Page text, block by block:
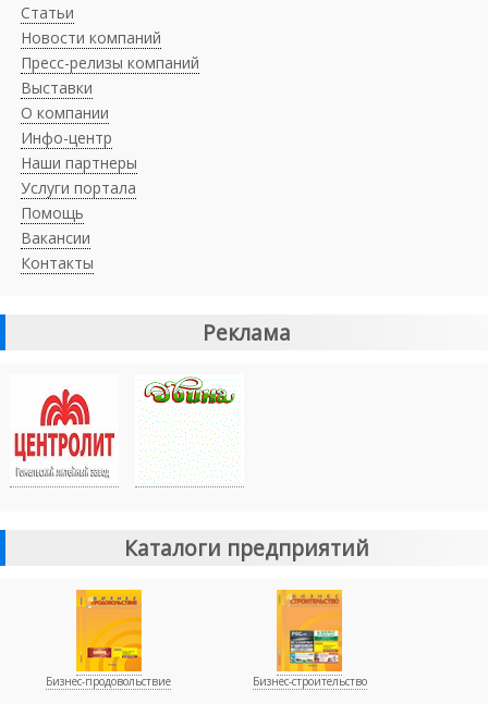
Статьи
Новости компаний
Пресс-релизы компаний
Выставки
О компании
Инфо-центр
Наши партнеры
Услуги портала
Помощь
Вакансии
Контакты
Реклама
Каталоги предприятий
Бизнес-продовольствие Бизнес-строительство